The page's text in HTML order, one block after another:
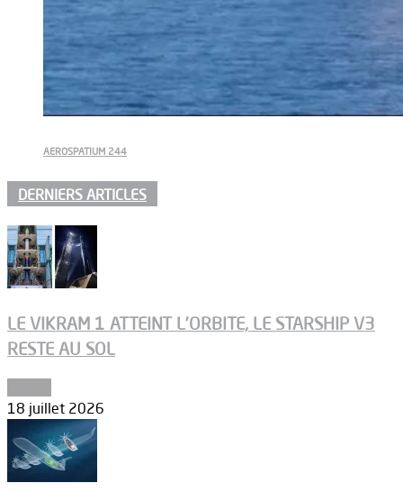
AEROSPATIUM 244
DERNIERS ARTICLES
LE VIKRAM 1 ATTEINT L’ORBITE, LE STARSHIP V3
RESTE AU SOL
18 juillet 2026